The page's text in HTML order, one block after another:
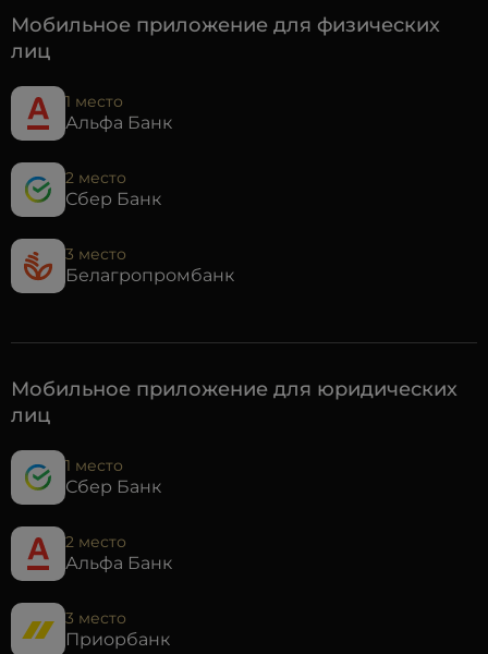
Мобильное приложение для физических
лиц
1 место
Альфа Банк
2 место
Сбер Банк
3 место
Белагропромбанк
Мобильное приложение для юридических
лиц
1 место
Сбер Банк
2 место
Альфа Банк
3 место
Приорбанк